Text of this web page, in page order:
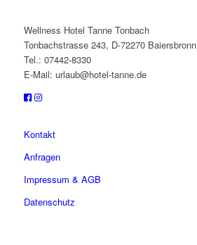
Wellness Hotel Tanne Tonbach
Tonbachstrasse 243, D-72270 Baiersbronn
Tel.: 07442-8330
E-Mail: urlaub@hotel-tanne.de
Kontakt
Anfragen
Impressum & AGB
Datenschutz